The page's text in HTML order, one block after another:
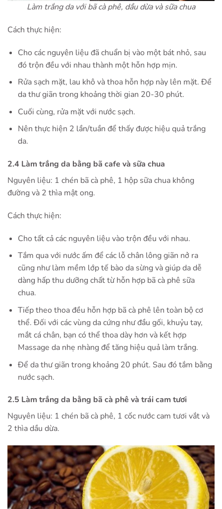
Làm trắng da với bã cà phê, dầu dừa và sữa chua
Cách thực hiện:
Cho các nguyên liệu đã chuẩn bị vào một bát nhỏ, sau
đó trộn đều với nhau thành một hỗn hợp mịn.
Rửa sạch mặt, lau khô và thoa hỗn hợp này lên mặt. Để
da thư giãn trong khoảng thời gian 20-30 phút.
Cuối cùng, rửa mặt với nước sạch.
Nên thực hiện 2 lần/tuần để thấy được hiệu quả trắng
da.
2.4 Làm trắng da bằng bã cafe và sữa chua
Nguyên liệu: 1 chén bã cà phê, 1 hộp sữa chua không
đường và 2 thìa mật ong.
Cách thực hiện:
Cho tất cả các nguyên liệu vào trộn đều với nhau.
Tắm qua với nước ấm để các lỗ chân lông giãn nở ra
cũng như làm mềm lớp tế bào da sừng và giúp da dễ
dàng hấp thu dưỡng chất từ hỗn hợp bã cà phê sữa
chua.
Tiếp theo thoa đều hỗn hợp bã cà phê lên toàn bộ cơ
thể. Đối với các vùng da cứng như đầu gối, khuỷu tay,
mắt cá chân, bạn có thể thoa dày hơn và kết hợp
Massage da nhẹ nhàng để tăng hiệu quả làm trắng.
Để da thư giãn trong khoảng 20 phút. Sau đó tắm bằng
nước sạch.
2.5 Làm trắng da bằng bã cà phê và trái cam tươi
Nguyên liệu: 1 chén bã cà phê, 1 cốc nước cam tươi vắt và
2 thìa dầu dừa.